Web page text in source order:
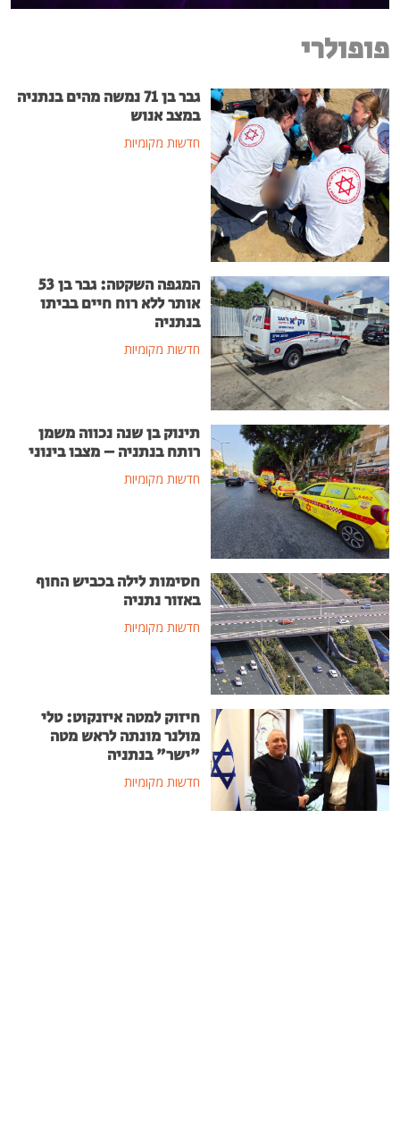
פופולרי
גבר בן 71 נמשה מהים בנתניה
במצב אנוש
חדשות מקומיות
המגפה השקטה: גבר בן 53
אותר ללא רוח חיים בביתו
בנתניה
חדשות מקומיות
תינוק בן שנה נכווה משמן
רותח בנתניה – מצבו בינוני
חדשות מקומיות
חסימות לילה בכביש החוף
באזור נתניה
חדשות מקומיות
חיזוק למטה איזנקוט: טלי
מולנר מונתה לראש מטה
"ישר" בנתניה
חדשות מקומיות